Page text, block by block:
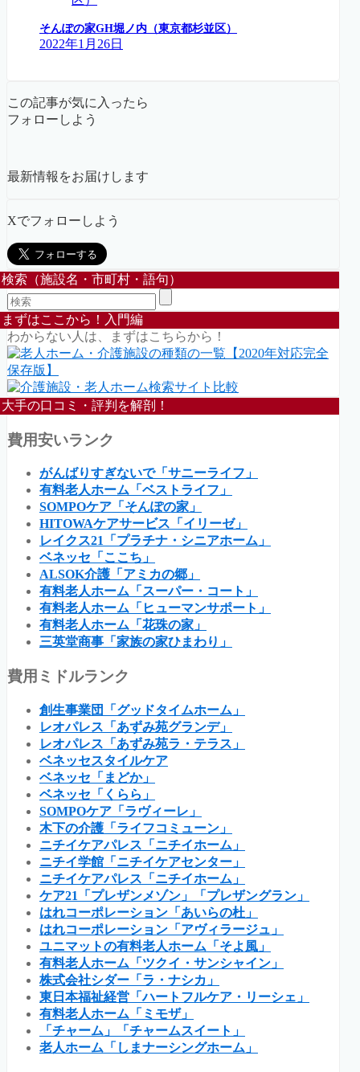
そんぽの家GH堀ノ内（東京都杉並区）
2022年1月26日
この記事が気に入ったら
フォローしよう
最新情報をお届けします
Xでフォローしよう
検索（施設名・市町村・語句）
まずはここから！入門編
わからない人は、まずはこちらから！
大手の口コミ・評判を解剖！
費用安いランク
がんばりすぎないで「サニーライフ」
有料老人ホーム「ベストライフ」
SOMPOケア「そんぽの家」
HITOWAケアサービス「イリーゼ」
レイクス21「プラチナ・シニアホーム」
ベネッセ「ここち」
ALSOK介護「アミカの郷」
有料老人ホーム「スーパー・コート」
有料老人ホーム「ヒューマンサポート」
有料老人ホーム「花珠の家」
三英堂商事「家族の家ひまわり」
費用ミドルランク
創生事業団「グッドタイムホーム」
レオパレス「あずみ苑グランデ」
レオパレス「あずみ苑ラ・テラス」
ベネッセスタイルケア
ベネッセ「まどか」
ベネッセ「くらら」
SOMPOケア「ラヴィーレ」
木下の介護「ライフコミューン」
ニチイケアパレス「ニチイホーム」
ニチイ学館「ニチイケアセンター」
ニチイケアパレス「ニチイホーム」
ケア21「プレザンメゾン」「プレザングラン」
はれコーポレーション「あいらの杜」
はれコーポレーション「アヴィラージュ」
ユニマットの有料老人ホーム「そよ風」
有料老人ホーム「ツクイ・サンシャイン」
株式会社シダー「ラ・ナシカ」
東日本福祉経営「ハートフルケア・リーシェ」
有料老人ホーム「ミモザ」
「チャーム」「チャームスイート」
老人ホーム「しまナーシングホーム」